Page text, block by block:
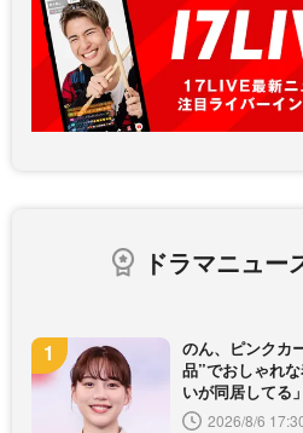
ドラマニュー
のん、ピンクカ
品”でおしゃれ
いが同居してる
2026/8/6